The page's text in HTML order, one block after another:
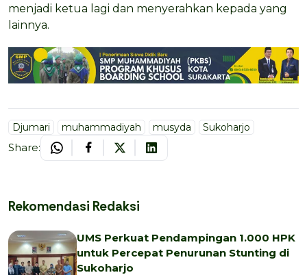
menjadi ketua lagi dan menyerahkan kepada yang
lainnya.
Djumari muhammadiyah musyda Sukoharjo
Share:
Rekomendasi Redaksi
UMS Perkuat Pendampingan 1.000 HPK
untuk Percepat Penurunan Stunting di
Sukoharjo